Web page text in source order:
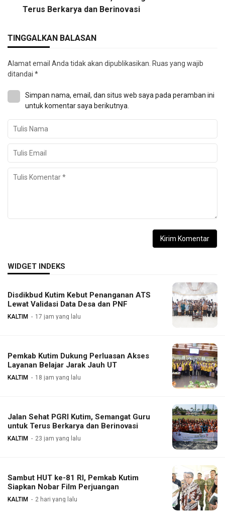
Terus Berkarya dan Berinovasi
TINGGALKAN BALASAN
Alamat email Anda tidak akan dipublikasikan. Ruas yang wajib
ditandai *
Simpan nama, email, dan situs web saya pada peramban ini
untuk komentar saya berikutnya.
WIDGET INDEKS
Disdikbud Kutim Kebut Penanganan ATS
Lewat Validasi Data Desa dan PNF
KALTIM 17 jam yang lalu
Pemkab Kutim Dukung Perluasan Akses
Layanan Belajar Jarak Jauh UT
KALTIM 18 jam yang lalu
Jalan Sehat PGRI Kutim, Semangat Guru
untuk Terus Berkarya dan Berinovasi
KALTIM 23 jam yang lalu
Sambut HUT ke-81 RI, Pemkab Kutim
Siapkan Nobar Film Perjuangan
KALTIM 2 hari yang lalu